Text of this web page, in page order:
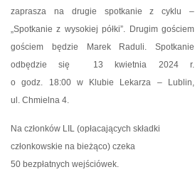
zaprasza na drugie spotkanie z cyklu –
„Spotkanie z wysokiej półki”. Drugim gościem
gościem będzie Marek Raduli. Spotkanie
odbędzie się 13 kwietnia 2024 r.
o godz. 18:00 w Klubie Lekarza – Lublin,
ul. Chmielna 4.
Na członków LIL (opłacających składki
członkowskie na bieżąco) czeka
50 bezpłatnych wejściówek.